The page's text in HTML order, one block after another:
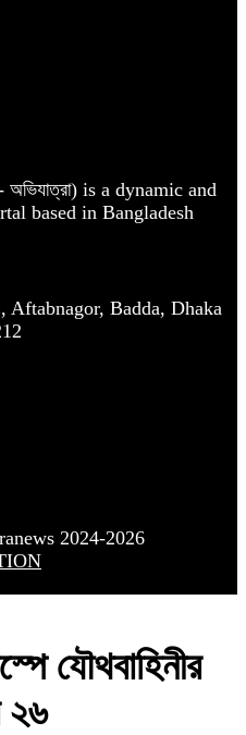
is a dynamic and
based in Bangladesh
Aftabnagor, Badda, Dhaka
2024-2026
যৌথবাহিনীর
২৬